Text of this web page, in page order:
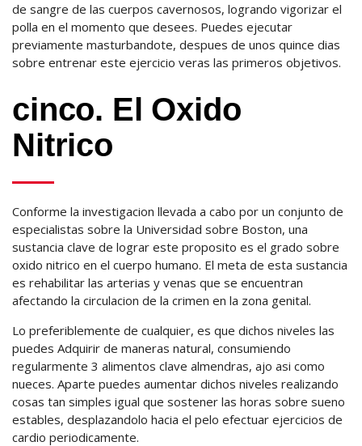
de sangre de las cuerpos cavernosos, logrando vigorizar el
polla en el momento que desees. Puedes ejecutar
previamente masturbandote, despues de unos quince dias
sobre entrenar este ejercicio veras las primeros objetivos.
cinco. El Oxido
Nitrico
Conforme la investigacion llevada a cabo por un conjunto de
especialistas sobre la Universidad sobre Boston, una
sustancia clave de lograr este proposito es el grado sobre
oxido nitrico en el cuerpo humano. El meta de esta sustancia
es rehabilitar las arterias y venas que se encuentran
afectando la circulacion de la crimen en la zona genital.
Lo preferiblemente de cualquier, es que dichos niveles las
puedes Adquirir de maneras natural, consumiendo
regularmente 3 alimentos clave almendras, ajo asi como
nueces. Aparte puedes aumentar dichos niveles realizando
cosas tan simples igual que sostener las horas sobre sueno
estables, desplazandolo hacia el pelo efectuar ejercicios de
cardio periodicamente.